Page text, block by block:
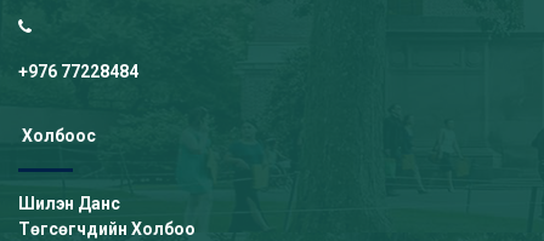
+976 77228484
Холбоос
Шилэн Данс
Төгсөгчдийн Холбоо